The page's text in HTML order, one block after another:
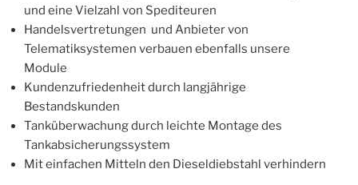
und eine Vielzahl von Spediteuren
Handelsvertretungen und Anbieter von
Telematiksystemen verbauen ebenfalls unsere
Module
Kundenzufriedenheit durch langjährige
Bestandskunden
Tanküberwachung durch leichte Montage des
Tankabsicherungssystem
Mit einfachen Mitteln den Dieseldiebstahl verhindern